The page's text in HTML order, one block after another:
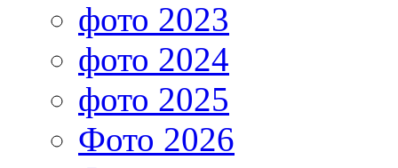
фото 2023
фото 2024
фото 2025
Фото 2026